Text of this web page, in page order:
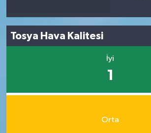
Tosya Hava Kalitesi
İyi
1
Orta